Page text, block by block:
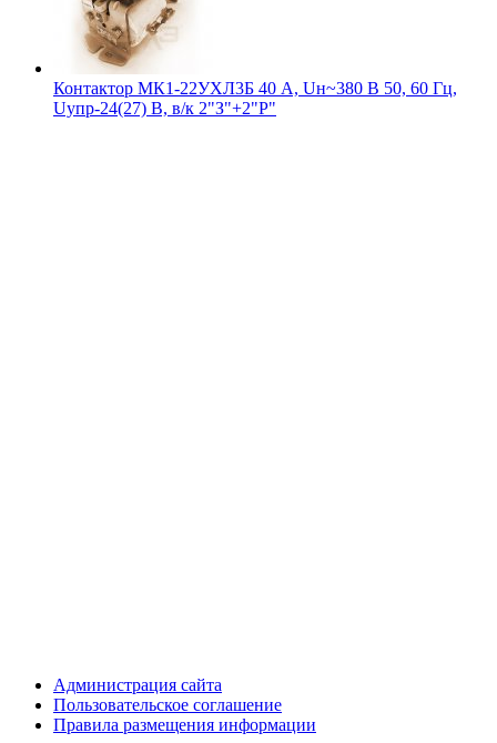
Контактор МК1-22УХЛ3Б 40 А, Uн~380 В 50, 60 Гц,
Uупр-24(27) В, в/к 2"З"+2"Р"
Администрация сайта
Пользовательское соглашение
Правила размещения информации